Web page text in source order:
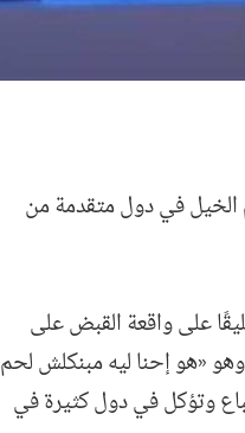
الخيل في دول متقدمة من
على واقعة القبض على
«هو إحنا ليه مبنكلش لحم
وتؤكل في دول كثيرة في